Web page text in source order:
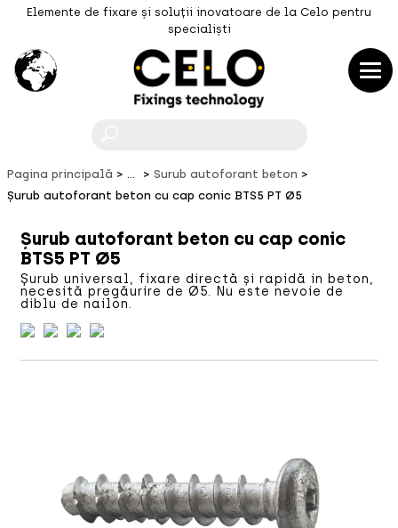
Elemente de fixare și soluții inovatoare de la Celo pentru
specialiști
Pagina principală ...
Surub autoforant beton
Șurub autoforant beton cu cap conic BTS5 PT Ø5
Șurub autoforant beton cu cap conic
BTS5 PT Ø5
Șurub universal, fixare directă și rapidă in beton,
necesită pregăurire de Ø5. Nu este nevoie de
diblu de nailon.